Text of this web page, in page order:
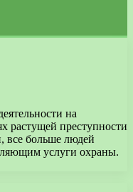
на
растущей преступности
все больше людей
услуги охраны.